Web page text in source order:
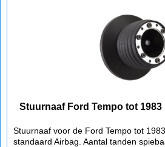
Stuurnaaf Ford Tempo tot 1983
Stuurnaaf voor de Ford Tempo tot
standaard Airbag. Aantal tanden